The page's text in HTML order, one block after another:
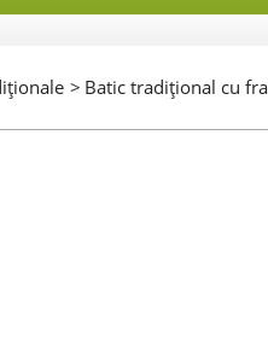
> Batic tradițional cu